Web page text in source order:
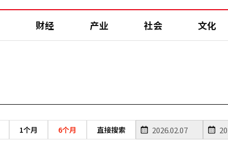
财经 产业 社会 文化
1个月 6个月 直接搜索